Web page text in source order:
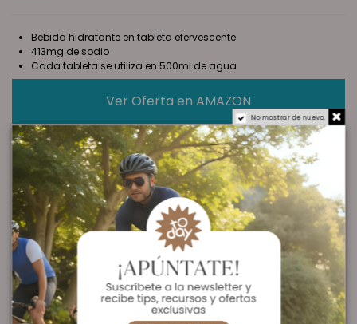
Bebida hidratante en tableta efervescente
413mg de sodio
Cada tableta se utiliza en 500ml de agua
Ver Oferta en AMAZON
Descripción
HIDRATACIÓN OPTIMIZADA:
Disfruta de una bebida hidratante innovadora, llena de
sales minerales y vitaminas esenciales, sin aporte
calórico. Ideal para consumir durante o después de la
actividad física.
No mostrar de nuevo.